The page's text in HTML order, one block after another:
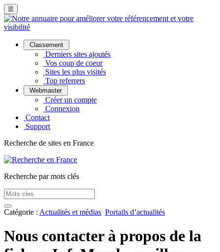
☰
Classement
Derniers sites ajoutés
Vos coup de coeur
Sites les plus visités
Top referrers
Webmaster
Créer un compte
Connexion
Contact
Support
Recherche de sites en France
Recherche par mots clés
Catégorie : Actualités et médias Portails d’actualités
Nous contacter à propos de la